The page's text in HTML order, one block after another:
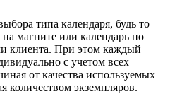
типа календаря, будь то
магните или календарь по
клиента. При этом каждый
с учетом всех
от качества используемых
количеством экземпляров.